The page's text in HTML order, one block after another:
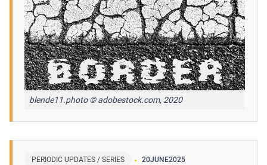
blende11.photo © adobestock.com, 2020
PERIODIC UPDATES / SERIES 20JUNE2025